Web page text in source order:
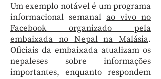
Um exemplo notável é um programa
informacional semanal ao vivo no
Facebook organizado pela
embaixada no Nepal na Malásia.
Oficiais da embaixada atualizam os
nepaleses sobre informações
importantes, enquanto respondem